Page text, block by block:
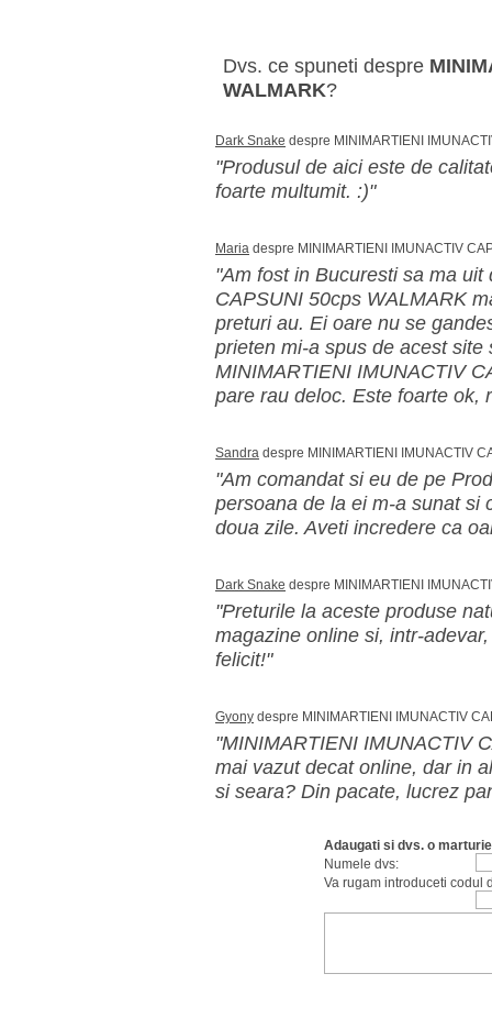
Dvs. ce spuneti despre
WALMARK?
Dark Snake despre MINIMARTIENI
"Produsul de aici este de
foarte multumit. :)"
Maria despre MINIMARTIENI IMUNACTIV
"Am fost in Bucuresti sa ma
CAPSUNI 50cps WALMARK
preturi au. Ei oare nu se
prieten mi-a spus de acest
MINIMARTIENI IMUNACTIV
pare rau deloc. Este foarte ok,
Sandra despre MINIMARTIENI IMUNACTIV
"Am comandat si eu de pe
persoana de la ei m-a sunat si
doua zile. Aveti incredere ca
Dark Snake despre MINIMARTIENI
"Preturile la aceste produse
magazine online si, intr-
felicit!"
Gyony despre MINIMARTIENI IMUNACTIV
"MINIMARTIENI IMUNACTIV
mai vazut decat online, dar in
si seara? Din pacate, lucrez
Adaugati si dvs. o marturie
Numele dvs:
Va rugam introduceti codul